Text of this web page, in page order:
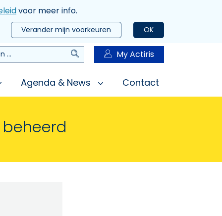
voor meer info.
OK
Verander mijn voorkeuren
Zoeken My Actiris
Agenda & News Contact